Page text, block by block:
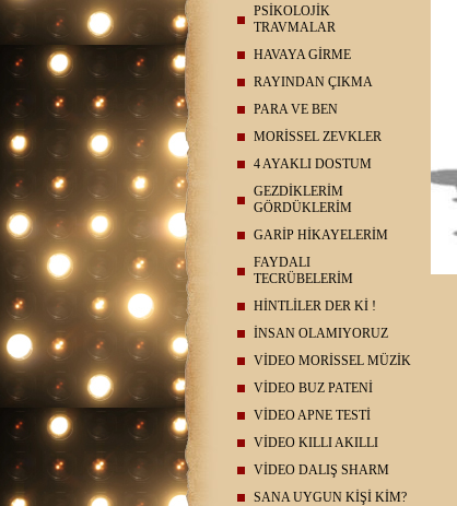
PSİKOLOJİK
TRAVMALAR
HAVAYA GİRME
RAYINDAN ÇIKMA
PARA VE BEN
MORİSSEL ZEVKLER
4 AYAKLI DOSTUM
GEZDİKLERİM
GÖRDÜKLERİM
GARİP HİKAYELERİM
FAYDALI
TECRÜBELERİM
HİNTLİLER DER Kİ !
İNSAN OLAMIYORUZ
VİDEO MORİSSEL MÜZİK
VİDEO BUZ PATENİ
VİDEO APNE TESTİ
VİDEO KILLI AKILLI
VİDEO DALIŞ SHARM
SANA UYGUN KİŞİ KİM?